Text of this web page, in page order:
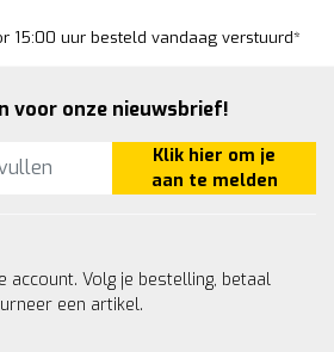
15:00 uur besteld vandaag verstuurd*
voor onze nieuwsbrief!
Klik hier om je
aan te melden
account. Volg je bestelling, betaal
een artikel.